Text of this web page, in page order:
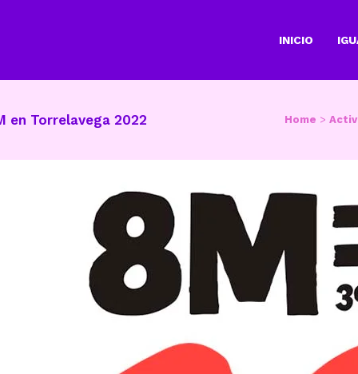
INICIO
en Torrelavega 2022 Home >